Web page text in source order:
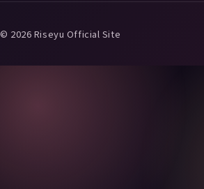
© 2026 Riseyu Official Site